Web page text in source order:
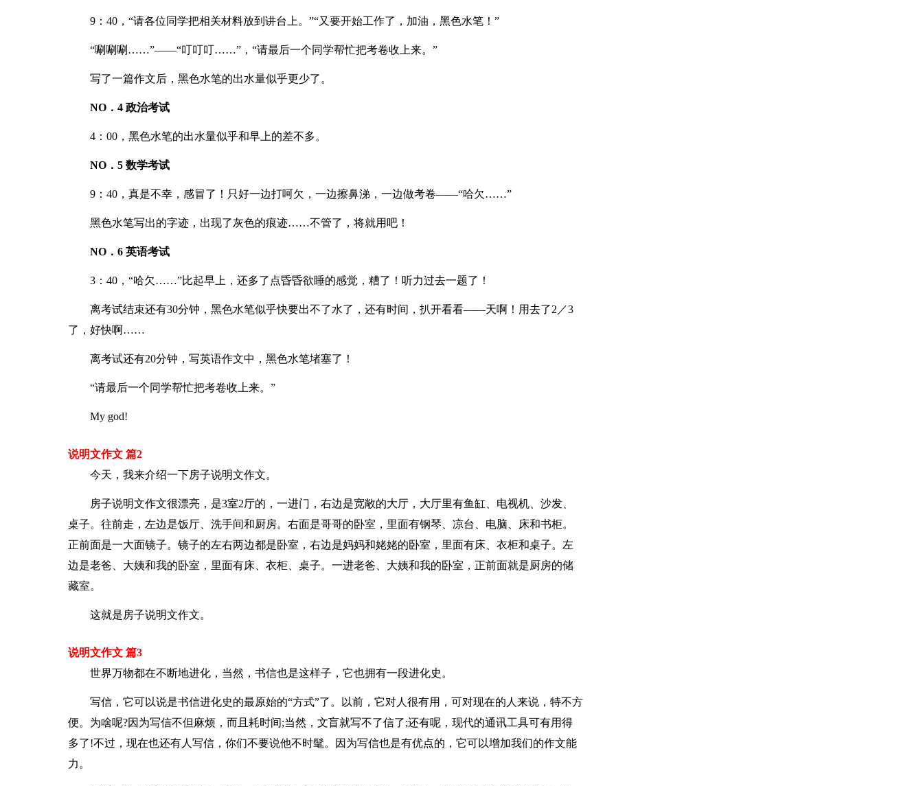
9：40，“请各位同学把相关材料放到讲台上。”“又要开始工作了，加油，黑色水笔！”
“唰唰唰……”——“叮叮叮……”，“请最后一个同学帮忙把考卷收上来。”
写了一篇作文后，黑色水笔的出水量似乎更少了。
NO．4 政治考试
4：00，黑色水笔的出水量似乎和早上的差不多。
NO．5 数学考试
9：40，真是不幸，感冒了！只好一边打呵欠，一边擦鼻涕，一边做考卷——“哈欠……”
黑色水笔写出的字迹，出现了灰色的痕迹……不管了，将就用吧！
NO．6 英语考试
3：40，“哈欠……”比起早上，还多了点昏昏欲睡的感觉，糟了！听力过去一题了！
离考试结束还有30分钟，黑色水笔似乎快要出不了水了，还有时间，扒开看看——天啊！用去了2／3
了，好快啊……
离考试还有20分钟，写英语作文中，黑色水笔堵塞了！
“请最后一个同学帮忙把考卷收上来。”
My god!
说明文作文 篇2
今天，我来介绍一下房子说明文作文。
房子说明文作文很漂亮，是3室2厅的，一进门，右边是宽敞的大厅，大厅里有鱼缸、电视机、沙发、
桌子。往前走，左边是饭厅、洗手间和厨房。右面是哥哥的卧室，里面有钢琴、凉台、电脑、床和书柜。
正前面是一大面镜子。镜子的左右两边都是卧室，右边是妈妈和姥姥的卧室，里面有床、衣柜和桌子。左
边是老爸、大姨和我的卧室，里面有床、衣柜、桌子。一进老爸、大姨和我的卧室，正前面就是厨房的储
藏室。
这就是房子说明文作文。
说明文作文 篇3
世界万物都在不断地进化，当然，书信也是这样子，它也拥有一段进化史。
写信，它可以说是书信进化史的最原始的“方式”了。以前，它对人很有用，可对现在的人来说，特不方
便。为啥呢?因为写信不但麻烦，而且耗时间;当然，文盲就写不了信了;还有呢，现代的通讯工具可有用得
多了!不过，现在也还有人写信，你们不要说他不时髦。因为写信也是有优点的，它可以增加我们的作文能
力。